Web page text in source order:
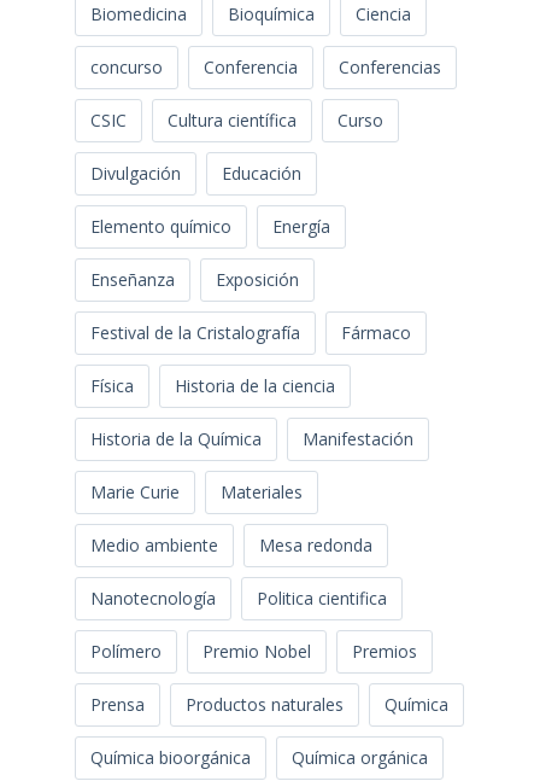
Biomedicina Bioquímica Ciencia
concurso Conferencia Conferencias
CSIC Cultura científica Curso
Divulgación Educación
Elemento químico Energía
Enseñanza Exposición
Festival de la Cristalografía Fármaco
Física Historia de la ciencia
Historia de la Química Manifestación
Marie Curie Materiales
Medio ambiente Mesa redonda
Nanotecnología Politica cientifica
Polímero Premio Nobel Premios
Prensa Productos naturales Química
Química bioorgánica Química orgánica